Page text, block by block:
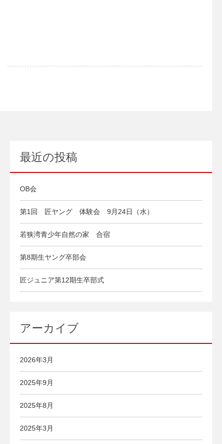
最近の投稿
OB会
第1回 匠ヤング 体験会 9月24日（水）
若狭湾青少年自然の家 合宿
第8期生ヤング卒部会
匠ジュニア第12期生卒部式
アーカイブ
2026年3月
2025年9月
2025年8月
2025年3月